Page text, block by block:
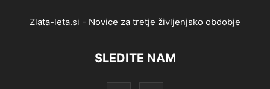
Zlata-leta.si - Novice za tretje življenjsko obdobje
SLEDITE NAM